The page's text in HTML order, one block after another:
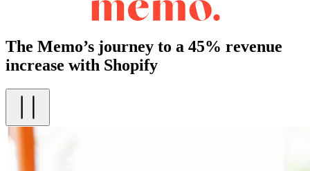
The Memo’s journey to a 45% revenue
increase with Shopify